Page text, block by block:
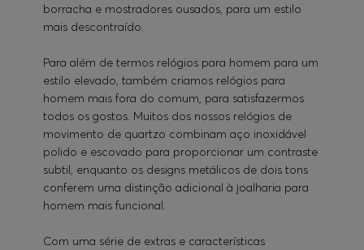
borracha e mostradores ousados, para um estilo
mais descontraído.
Para além de termos relógios para homem para um
estilo elevado, também criamos relógios para
homem mais fora do comum, para satisfazermos
todos os gostos. Muitos dos nossos relógios de
movimento de quartzo combinam aço inoxidável
polido e escovado para proporcionar um contraste
subtil, enquanto os designs metálicos de dois tons
conferem uma distinção adicional à joalharia para
homem mais funcional.
Com uma série de extras e características